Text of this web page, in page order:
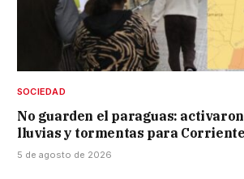
SOCIEDAD
No guarden el paraguas:
lluvias y tormentas para
5 de agosto de 2026